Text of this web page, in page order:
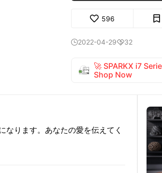
596
2022-04-2932
🚀 SPARKX i7
Shop Now
なります。あなたの愛を伝えてく